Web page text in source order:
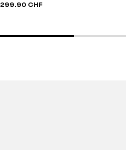
299.90 CHF